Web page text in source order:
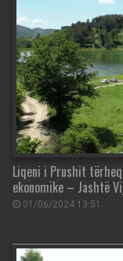
Liqeni i Prushit
ekonomike – Jashtë
01/06/2024 13:51